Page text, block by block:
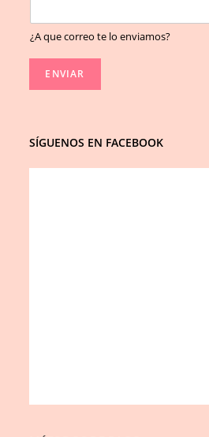
¿A que correo te lo enviamos?
ENVIAR
SÍGUENOS EN FACEBOOK